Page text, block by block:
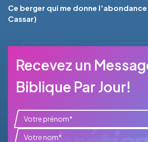
Ce berger qui me donne l'abondance
Cassar)
Recevez un
Biblique Par Jour!